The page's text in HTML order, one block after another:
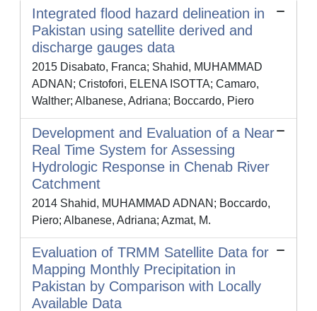
Integrated flood hazard delineation in
Pakistan using satellite derived and
discharge gauges data
2015 Disabato, Franca; Shahid, MUHAMMAD
ADNAN; Cristofori, ELENA ISOTTA; Camaro,
Walther; Albanese, Adriana; Boccardo, Piero
Development and Evaluation of a Near
Real Time System for Assessing
Hydrologic Response in Chenab River
Catchment
2014 Shahid, MUHAMMAD ADNAN; Boccardo,
Piero; Albanese, Adriana; Azmat, M.
Evaluation of TRMM Satellite Data for
Mapping Monthly Precipitation in
Pakistan by Comparison with Locally
Available Data